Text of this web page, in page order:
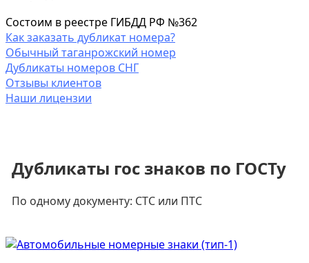
Состоим в реестре ГИБДД РФ №362
Как заказать дубликат номера?
Обычный таганрожский номер
Дубликаты номеров СНГ
Отзывы клиентов
Наши лицензии
Дубликаты гос знаков по ГОСТу
По одному документу: СТС или ПТС